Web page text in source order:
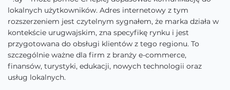
lokalnych użytkowników. Adres internetowy z tym
rozszerzeniem jest czytelnym sygnałem, że marka działa w
kontekście urugwajskim, zna specyfikę rynku i jest
przygotowana do obsługi klientów z tego regionu. To
szczególnie ważne dla firm z branży e-commerce,
finansów, turystyki, edukacji, nowych technologii oraz
usług lokalnych.